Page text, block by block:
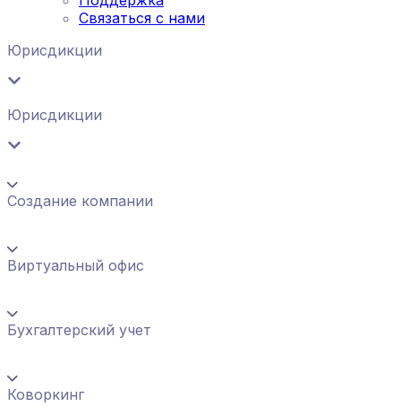
Связаться с нами
Юрисдикции
Юрисдикции
Создание компании
Виртуальный офис
Бухгалтерский учет
Коворкинг